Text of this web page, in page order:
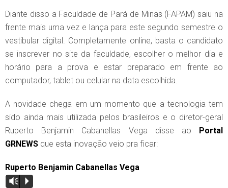
Diante disso a Faculdade de Pará de Minas (FAPAM) saiu na
frente mais uma vez e lança para este segundo semestre o
vestibular digital. Completamente online, basta o candidato
se inscrever no site da faculdade, escolher o melhor dia e
horário para a prova e estar preparado em frente ao
computador, tablet ou celular na data escolhida.
A novidade chega em um momento que a tecnologia tem
sido ainda mais utilizada pelos brasileiros e o diretor-geral
Ruperto Benjamin Cabanellas Vega disse ao Portal
GRNEWS que esta inovação veio pra ficar:
Ruperto Benjamin Cabanellas Vega
Vm P